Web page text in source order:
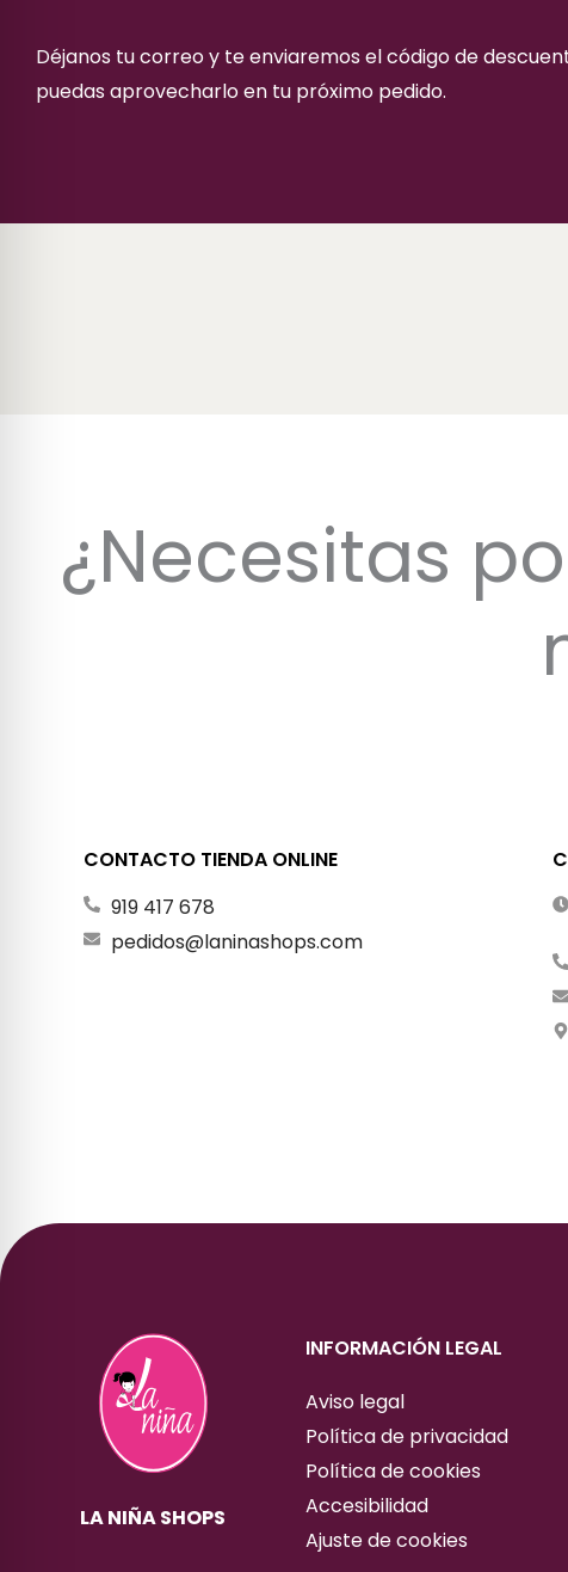
Déjanos tu correo y te enviaremos el código de
puedas aprovecharlo en tu próximo pedido.
¿Necesitas
CONTACTO TIENDA ONLINE
919 417 678
pedidos@laninashops.com
LA NIÑA SHOPS
INFORMACIÓN LEGAL
Aviso legal
Política de privacidad
Política de cookies
Accesibilidad
Ajuste de cookies